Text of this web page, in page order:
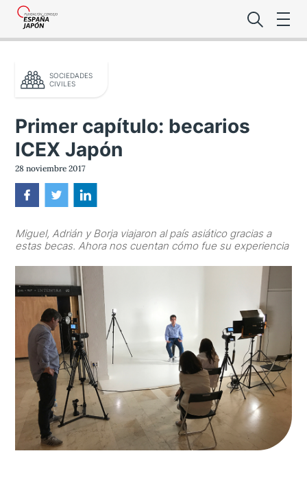
Premio de
Noticias
Aviso legal
de privacidad
Contacta
SOCIEDADES
CIVILES
Primer capítulo: becarios
ICEX Japón
28 noviembre 2017
Miguel, Adrián y Borja viajaron al país asiático gracias a
estas becas. Ahora nos cuentan cómo fue su experiencia